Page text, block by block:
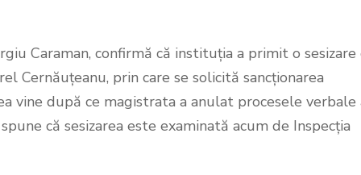
Caraman, confirmă că instituția a primit o sesizare
Cernăuțeanu, prin care se solicită sancționarea
vine după ce magistrata a anulat procesele verbale
că sesizarea este examinată acum de Inspecția